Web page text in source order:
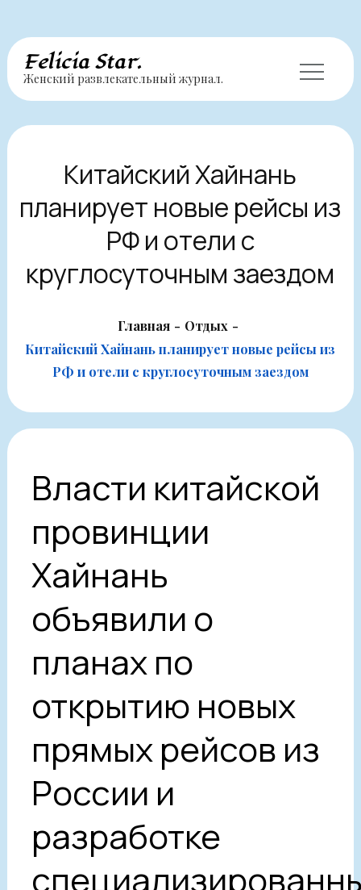
Перейти
содержимому
Felicia Star.
Женский развлекательный журнал.
Китайский Хайнань
планирует новые рейсы из
РФ и отели с
круглосуточным заездом
Главная
Отдых
Китайский Хайнань планирует новые рейсы из
РФ и отели с круглосуточным заездом
Власти китайской
провинции
Хайнань
объявили о
планах по
открытию новых
прямых рейсов из
России и
разработке